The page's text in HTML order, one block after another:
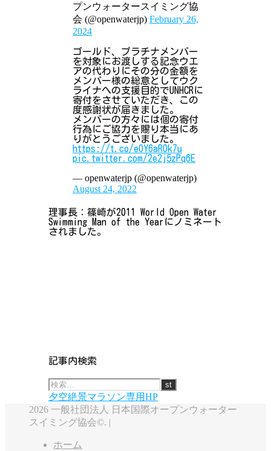
プンウォータースイミング協
会 (@openwaterjp) February 26,
2024
ゴールド、プラチナメンバー
を対象にお渡しする記念ウエ
アの代わりにその分の金額を
メンバー様の総意としてウク
ライナへの支援目的でUNHCRに
寄付をさせていただき、この
度感謝状が届きました。
メンバーの方々には個の寄付
行為にご協力を賜り本当にあ
りがとうございました。
https://t.co/eOY6aR0k7u
pic.twitter.com/2e2j5zPq6E
— openwaterjp (@openwaterjp)
August 24, 2022
理事長：篠崎が2011 World Open Water
Swimming Man of the Yearにノミネート
されました。
記事内検索
夕空絶景マラソン専用HP
2026 一般社団法人 日本国際オープンウォーター
スイミング協会©. |
ホーム